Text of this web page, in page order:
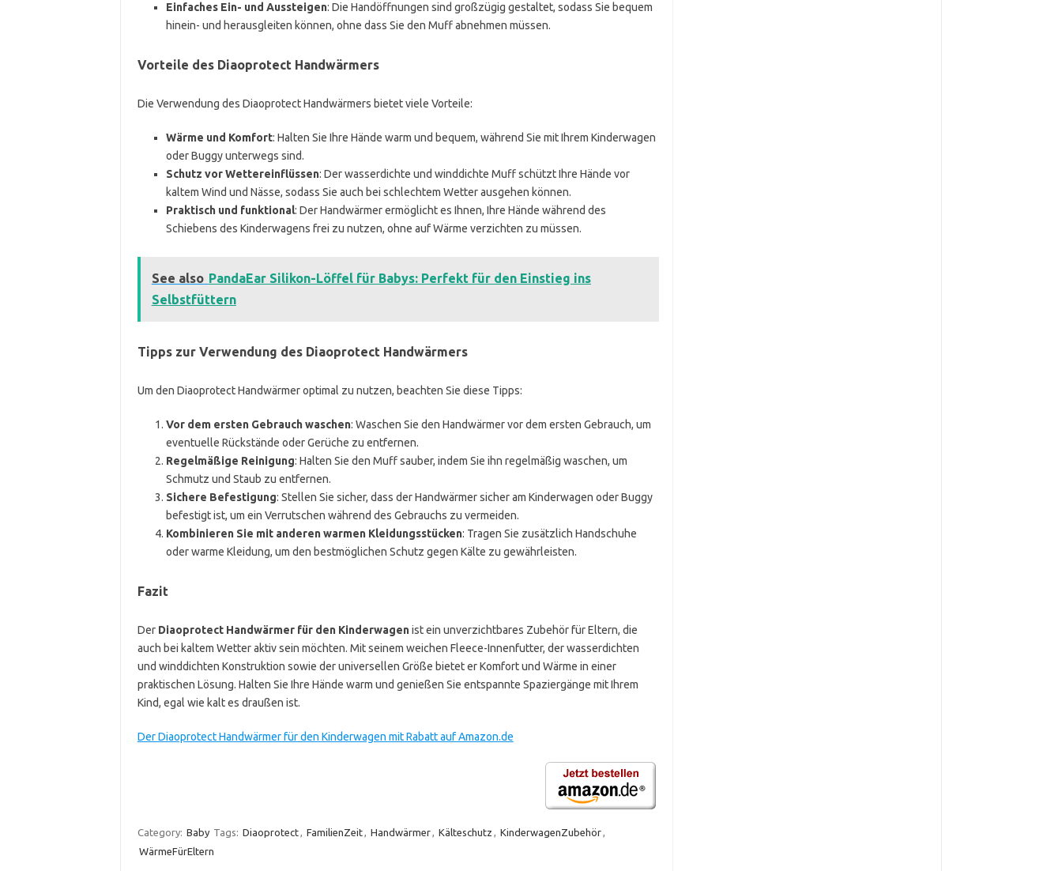
Einfaches Ein- und Aussteigen: Die Handöffnungen sind großzügig gestaltet, sodass Sie bequem
hinein- und herausgleiten können, ohne dass Sie den Muff abnehmen müssen.
Vorteile des Diaoprotect Handwärmers
Die Verwendung des Diaoprotect Handwärmers bietet viele Vorteile:
Wärme und Komfort: Halten Sie Ihre Hände warm und bequem, während Sie mit Ihrem Kinderwagen
oder Buggy unterwegs sind.
Schutz vor Wettereinflüssen: Der wasserdichte und winddichte Muff schützt Ihre Hände vor
kaltem Wind und Nässe, sodass Sie auch bei schlechtem Wetter ausgehen können.
Praktisch und funktional: Der Handwärmer ermöglicht es Ihnen, Ihre Hände während des
Schiebens des Kinderwagens frei zu nutzen, ohne auf Wärme verzichten zu müssen.
See also PandaEar Silikon-Löffel für Babys: Perfekt für den Einstieg ins
Selbstfüttern
Tipps zur Verwendung des Diaoprotect Handwärmers
Um den Diaoprotect Handwärmer optimal zu nutzen, beachten Sie diese Tipps:
Vor dem ersten Gebrauch waschen: Waschen Sie den Handwärmer vor dem ersten Gebrauch, um
eventuelle Rückstände oder Gerüche zu entfernen.
Regelmäßige Reinigung: Halten Sie den Muff sauber, indem Sie ihn regelmäßig waschen, um
Schmutz und Staub zu entfernen.
Sichere Befestigung: Stellen Sie sicher, dass der Handwärmer sicher am Kinderwagen oder Buggy
befestigt ist, um ein Verrutschen während des Gebrauchs zu vermeiden.
Kombinieren Sie mit anderen warmen Kleidungsstücken: Tragen Sie zusätzlich Handschuhe
oder warme Kleidung, um den bestmöglichen Schutz gegen Kälte zu gewährleisten.
Fazit
Der Diaoprotect Handwärmer für den Kinderwagenist ein unverzichtbares Zubehör für Eltern, die
auch bei kaltem Wetter aktiv sein möchten. Mit seinem weichen Fleece-Innenfutter, der wasserdichten
und winddichten Konstruktion sowie der universellen Größe bietet er Komfort und Wärme in einer
praktischen Lösung. Halten Sie Ihre Hände warm und genießen Sie entspannte Spaziergänge mit Ihrem
Kind, egal wie kalt es draußen ist.
Der Diaoprotect Handwärmer für den Kinderwagen mit Rabatt auf Amazon.de
Category: Baby Tags: Diaoprotect, FamilienZeit, Handwärmer, Kälteschutz , KinderwagenZubehör,
WärmeFürEltern